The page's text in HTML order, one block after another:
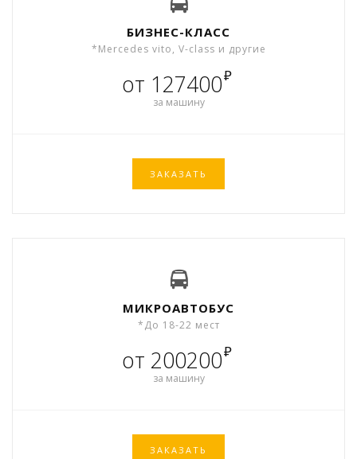
БИЗНЕС-КЛАСС
*Mercedes vito, V-class и другие
от 127400₽
за машину
ЗАКАЗАТЬ
МИКРОАВТОБУС
*До 18-22 мест
от 200200₽
за машину
ЗАКАЗАТЬ